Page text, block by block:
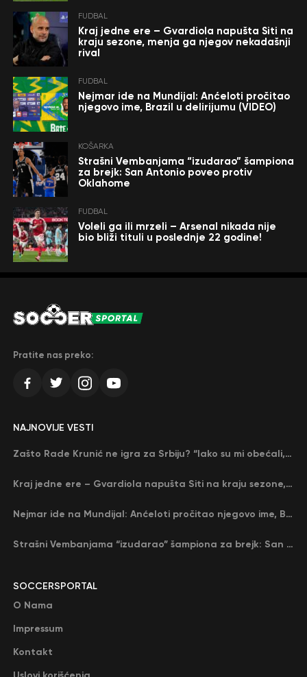
FUDBAL
Kraj jedne ere – Gvardiola napušta Siti na
kraju sezone, menja ga njegov nekadašnji
rival
FUDBAL
Nejmar ide na Mundijal: Anćeloti pročitao
njegovo ime, Brazil u delirijumu (VIDEO)
KOŠARKA
Strašni Vembanjama “izudarao” šampiona
za brejk: San Antonio poveo protiv
Oklahome
FUDBAL
Voleli ga ili mrzeli – Arsenal nikada nije
bio bliži tituli u poslednje 22 godine!
Pratite nas preko:
SOCCERSPORTAL
O Nama
Impressum
Kontakt
NAJNOVIJE VESTI
Zašto Rade Krunić ne igra za Srbiju? “Iako su mi obećali, niko me nije zvao…”
Kraj jedne ere – Gvardiola napušta Siti na kraju sezone, menja ga njegov nekadašnji rival
Nejmar ide na Mundijal: Anćeloti pročitao njegovo ime, Brazil u delirijumu (VIDEO)
Strašni Vembanjama “izudarao” šampiona za brejk: San Antonio poveo protiv Oklahome